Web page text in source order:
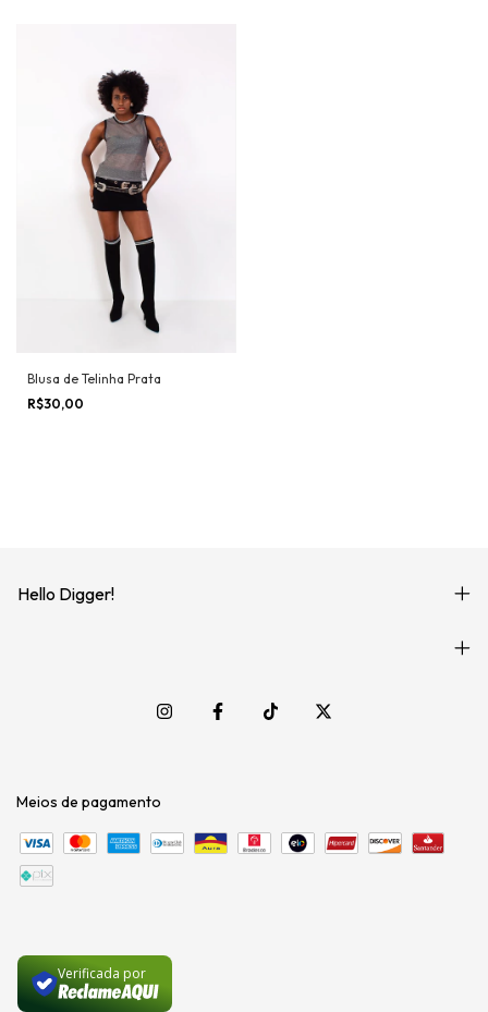
Blusa de Telinha Prata
R$30,00
Hello Digger!
Meios de pagamento
Verificada por